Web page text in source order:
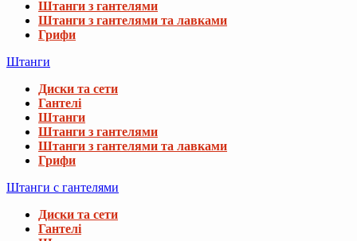
Штанги з гантелями
Штанги з гантелями та лавками
Грифи
Штанги
Диски та сети
Гантелі
Штанги
Штанги з гантелями
Штанги з гантелями та лавками
Грифи
Штанги с гантелями
Диски та сети
Гантелі